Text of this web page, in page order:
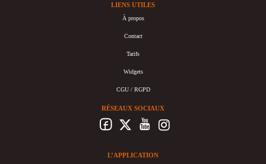
LIENS UTILES
À propos
Contact
Tarifs
Widgets
CGU / RGPD
RÉSEAUX SOCIAUX
L’APPLICATION